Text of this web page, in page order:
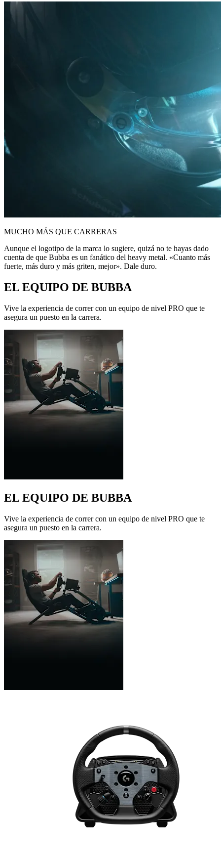
MUCHO MÁS QUE CARRERAS
Aunque el logotipo de la marca lo sugiere, quizá no te hayas dado
cuenta de que Bubba es un fanático del heavy metal. «Cuanto más
fuerte, más duro y más griten, mejor». Dale duro.
EL EQUIPO DE BUBBA
Vive la experiencia de correr con un equipo de nivel PRO que te
asegura un puesto en la carrera.
EL EQUIPO DE BUBBA
Vive la experiencia de correr con un equipo de nivel PRO que te
asegura un puesto en la carrera.